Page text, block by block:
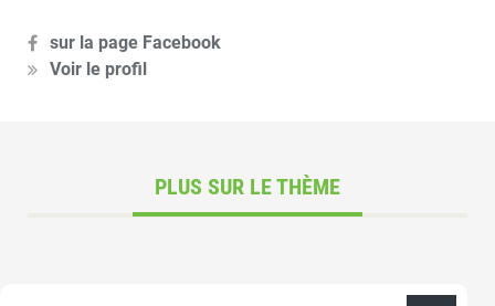
sur la page Facebook
Voir le profil
PLUS SUR LE THÈME